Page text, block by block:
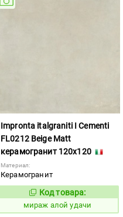
Impronta italgraniti I Cementi
FL0212 Beige Matt
керамогранит 120x120
Материал:
Керамогранит
984610
Код товара:
мираж алой удачи